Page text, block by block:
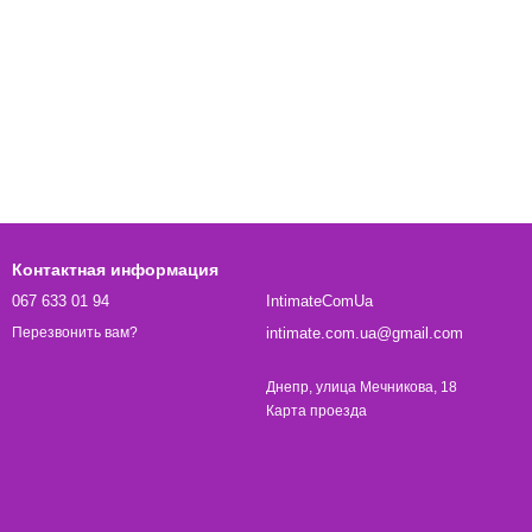
Контактная информация
067 633 01 94
Перезвонить вам?
IntimateComUa
intimate.com.ua@gmail.com
Днепр, улица Мечникова, 18
Карта проезда